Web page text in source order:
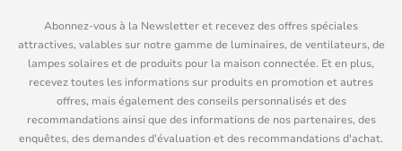
Abonnez-vous à la Newsletter et recevez des offres spéciales
attractives, valables sur notre gamme de luminaires, de ventilateurs, de
lampes solaires et de produits pour la maison connectée. Et en plus,
recevez toutes les informations sur produits en promotion et autres
offres, mais également des conseils personnalisés et des
recommandations ainsi que des informations de nos partenaires, des
enquêtes, des demandes d'évaluation et des recommandations d'achat.